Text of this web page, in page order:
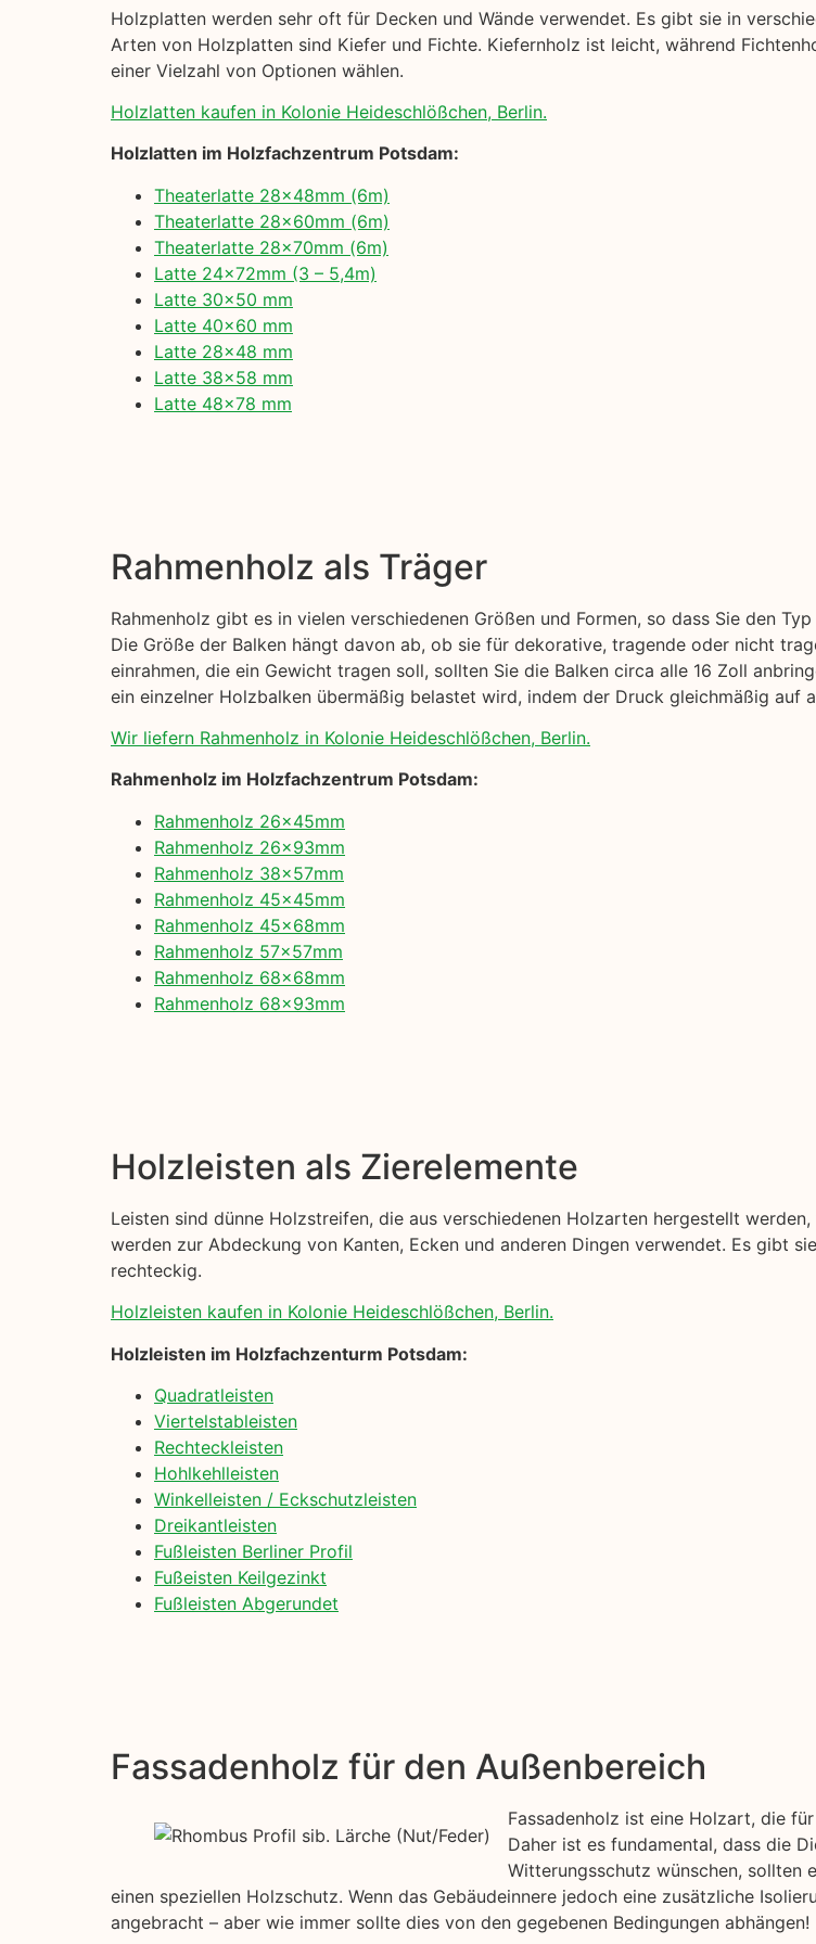
Holzplatten werden sehr oft für Decken und Wände verwendet. Es gibt sie in
Arten von Holzplatten sind Kiefer und Fichte. Kiefernholz ist leicht, während
einer Vielzahl von Optionen wählen.
Holzlatten kaufen in Kolonie Heideschlößchen, Berlin.
Holzlatten im Holzfachzentrum Potsdam:
Theaterlatte 28x48mm (6m)
Theaterlatte 28x60mm (6m)
Theaterlatte 28x70mm (6m)
Latte 24x72mm (3 – 5,4m)
Latte 30×50 mm
Latte 40×60 mm
Latte 28×48 mm
Latte 38×58 mm
Latte 48×78 mm
Rahmenholz als Träger
Rahmenholz gibt es in vielen verschiedenen Größen und Formen, so dass Sie den
Die Größe der Balken hängt davon ab, ob sie für dekorative, tragende oder nicht
einrahmen, die ein Gewicht tragen soll, sollten Sie die Balken circa alle 16 Zoll
ein einzelner Holzbalken übermäßig belastet wird, indem der Druck gleichmäßig auf
Wir liefern Rahmenholz in Kolonie Heideschlößchen, Berlin.
Rahmenholz im Holzfachzentrum Potsdam:
Rahmenholz 26x45mm
Rahmenholz 26x93mm
Rahmenholz 38x57mm
Rahmenholz 45x45mm
Rahmenholz 45x68mm
Rahmenholz 57x57mm
Rahmenholz 68x68mm
Rahmenholz 68x93mm
Holzleisten als Zierelemente
Leisten sind dünne Holzstreifen, die aus verschiedenen Holzarten hergestellt
werden zur Abdeckung von Kanten, Ecken und anderen Dingen verwendet. Es gibt
rechteckig.
Holzleisten kaufen in Kolonie Heideschlößchen, Berlin.
Holzleisten im Holzfachzenturm Potsdam:
Quadratleisten
Viertelstableisten
Rechteckleisten
Hohlkehlleisten
Winkelleisten / Eckschutzleisten
Dreikantleisten
Fußleisten Berliner Profil
Fußeisten Keilgezinkt
Fußleisten Abgerundet
Fassadenholz für den Außenbereich
Fassadenholz ist eine Holzart, die
Daher ist es fundamental, dass die
Witterungsschutz wünschen, sollten
einen speziellen Holzschutz. Wenn das Gebäudeinnere jedoch eine zusätzliche
angebracht – aber wie immer sollte dies von den gegebenen Bedingungen abhängen!